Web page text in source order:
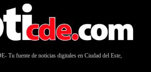
Tu fuente de noticias digitales en Ciudad del Este,